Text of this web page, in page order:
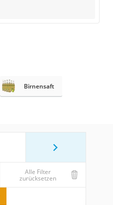
Birnensaft
Alle Filter
zurücksetzen